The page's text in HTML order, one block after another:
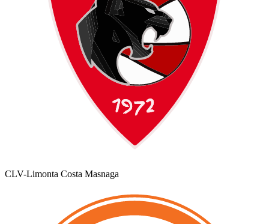
CLV-Limonta Costa Masnaga